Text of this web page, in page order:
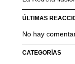
ÚLTIMAS
No hay
CATEGORÍAS